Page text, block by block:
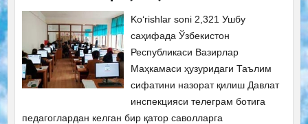
Ko‘rishlar soni 2,321 Ушбу
саҳифада Ўзбекистон
Республикаси Вазирлар
Маҳкамаси ҳузуридаги Таълим
сифатини назорат қилиш Давлат
инспекцияси телеграм ботига
педагоглардан келган бир қатор саволларга